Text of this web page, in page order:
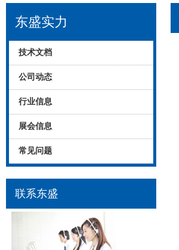
东盛实力
技术文档
公司动态
行业信息
展会信息
常见问题
联系东盛